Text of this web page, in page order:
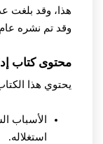
وقد تم نشره عام ٢٠١٠م.
محتوى كتاب
يحتوي هذا
الأسباب
استغلاله.